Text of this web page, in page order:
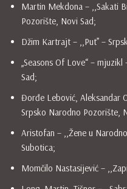
Martin Mekdona – ,,Sakati
Pozorište, Novi Sad;
Džim Kartrajt – ,,Put” –
„Seasons Of Love“ –
Sad;
Đorđe Lebović, Aleksandar
Srpsko Narodno Pozorište,
Aristofan – ,,Žene u
Subotica;
Momčilo Nastasijević –